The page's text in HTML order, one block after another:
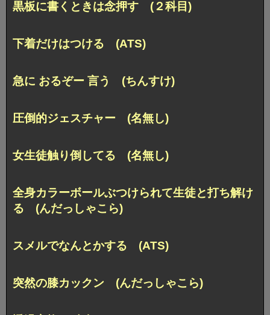
黒板に書くときは念押す (２科目)
下着だけはつける (ATS)
急に おるぞー 言う (ちんすけ)
圧倒的ジェスチャー (名無し)
女生徒触り倒してる (名無し)
全身カラーボールぶつけられて生徒と打ち解け
る (んだっしゃこら)
スメルでなんとかする (ATS)
突然の膝カックン (んだっしゃこら)